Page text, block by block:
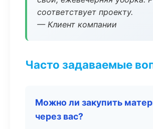
соответствует проекту.
— Клиент компании
Часто задаваемые
Можно ли закупить
через вас?